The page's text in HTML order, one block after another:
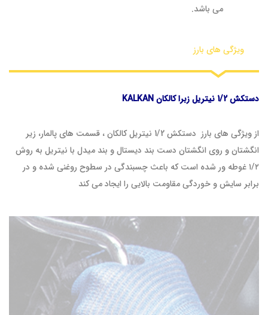
می باشد.
ویژگی های بارز
دستکش 1/2 نیتریل زبرا کالکان KALKAN
از ویژگی های بارز دستکش 1/2 نیتریل کالکان ، قسمت های پالمار، زیر
انگشتان و روی انگشتان دست بند دیستال و بند میدل با نیتریل به روش
۱/۲ غوطه ور شده است که باعث چسبندگی در سطوح روغنی شده و در
برابر سایش و خوردگی مقاومت بالایی را ایجاد می کند